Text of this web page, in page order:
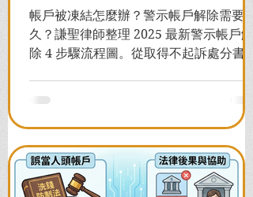
帳戶被凍結怎麼辦？警示帳戶解除需要多
久？謙聖律師整理 2025 最新警示帳戶解
除 4 步驟流程圖。從取得不起訴處分書到